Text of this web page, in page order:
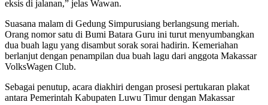
eksis di jalanan,” jelas Wawan.
‎Suasana malam di Gedung Simpurusiang berlangsung meriah.
Orang nomor satu di Bumi Batara Guru ini turut menyumbangkan
dua buah lagu yang disambut sorak sorai hadirin. Kemeriahan
berlanjut dengan penampilan dua buah lagu dari anggota Makassar
VolksWagen Club.
‎Sebagai penutup, acara diakhiri dengan prosesi pertukaran plakat
antara Pemerintah Kabupaten Luwu Timur dengan Makassar